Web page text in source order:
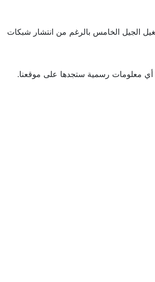
إلا أن التابلت لن يدعم تشغيل الجيل الخامس بالرغم من انتشار شبكات
أي معلومات رسمية ستجدها على موقعنا.